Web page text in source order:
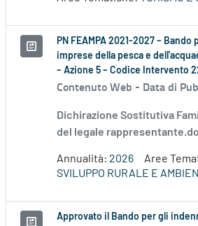
PN FEAMPA 2021-2027 –
imprese della pesca e
– Azione 5 – Codice Intervento
Contenuto Web - Data di
Dichirazione Sostitutiva
del legale
Annualità: 2026 Aree
SVILUPPO RURALE E
Approvato il Bando per gli